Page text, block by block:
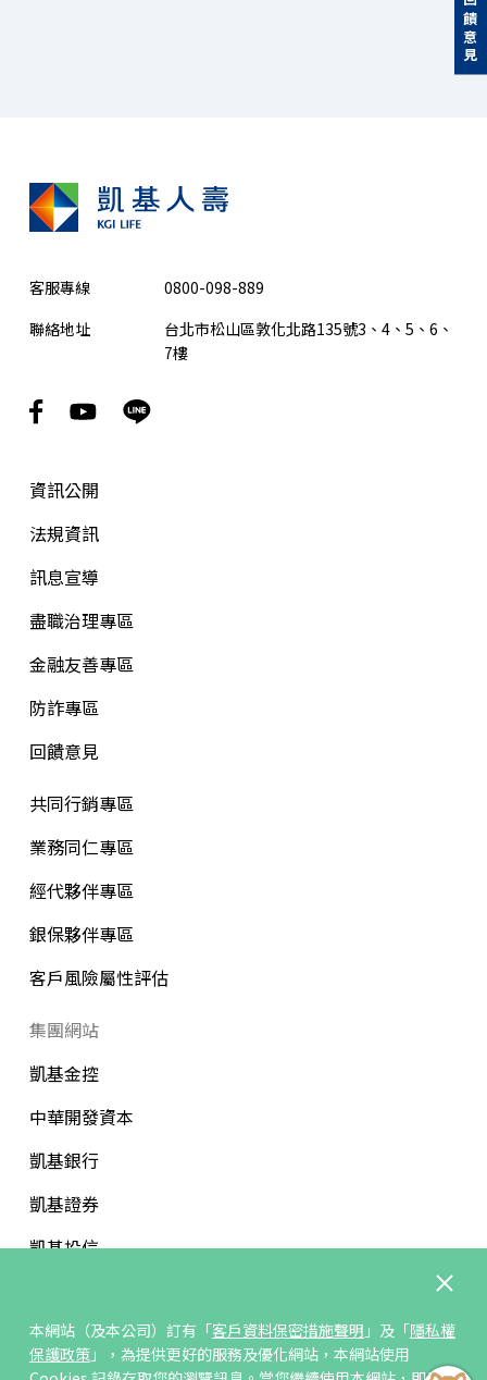
本網站（及本公司）訂有「客戶資料保密措施聲明 」及「隱私權
保護政策」，為提供更好的服務及優化網站，本網站使用
客服專線
0800-098-889
聯絡地址
台北市松山區敦化北路135號3、4、5、6、
7樓
資訊公開
法規資訊
訊息宣導
盡職治理專區
金融友善專區
防詐專區
回饋意見
共同行銷專區
業務同仁專區
經代夥伴專區
銀保夥伴專區
客戶風險屬性評估
集團網站
凱基金控
中華開發資本
凱基銀行
凱基證券
凱基投信
回饋意見